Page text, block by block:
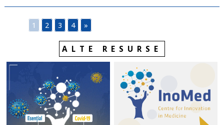
1 2 3 4 »
ALTE RESURSE